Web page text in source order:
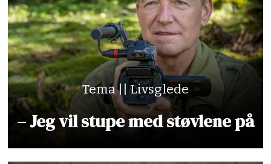
Tema || Livsglede
– Jeg vil stupe med støvlene på